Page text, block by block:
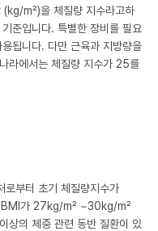
m²)을 체질량 지수라고하
준입니다. 특별한 장비를 필요
됩니다. 다만 근육과 지방량을
라에서는 체질량 지수가 25를
로부터 초기 체질량지수가
BMI가 27kg/m² ~30kg/m²
상의 체중 관련 동반 질환이 있